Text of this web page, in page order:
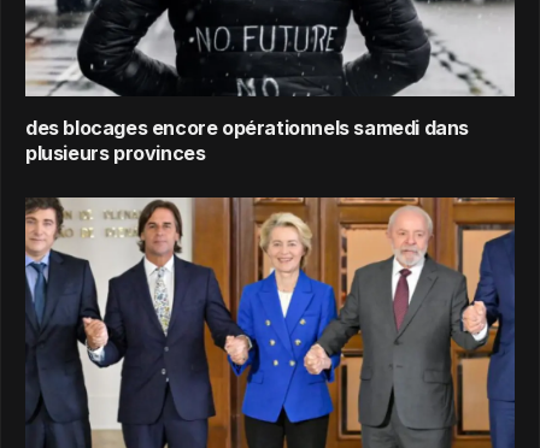
des blocages encore opérationnels samedi dans
plusieurs provinces